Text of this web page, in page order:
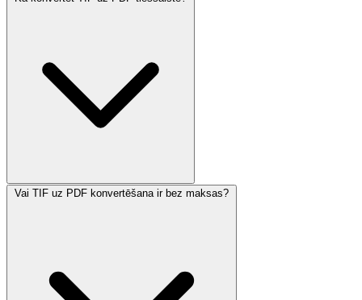
Vai TIF uz PDF konvertēšana ir bez maksas?